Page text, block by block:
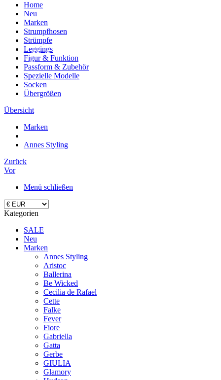
Home
Neu
Marken
Strumpfhosen
Strümpfe
Leggings
Figur & Funktion
Passform & Zubehör
Spezielle Modelle
Socken
Übergrößen
Übersicht
Marken
Annes Styling
Zurück
Vor
Menü schließen
Kategorien
SALE
Neu
Marken
Annes Styling
Aristoc
Ballerina
Be Wicked
Cecilia de Rafael
Cette
Falke
Fever
Fiore
Gabriella
Gatta
Gerbe
GIULIA
Glamory